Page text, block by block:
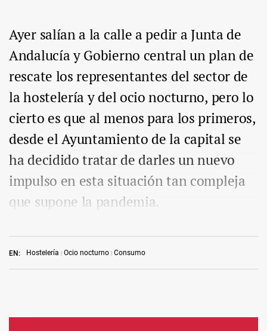
EN: Hostelería Ocio nocturno Consumo
Ayer salían a la calle a pedir a Junta de
Andalucía y Gobierno central un plan de
rescate los representantes del sector de
la hostelería y del ocio nocturno, pero lo
cierto es que al menos para los primeros,
desde el Ayuntamiento de la capital se
ha decidido tratar de darles un nuevo
impulso en esta situación tan compleja
que supone la pandemia.